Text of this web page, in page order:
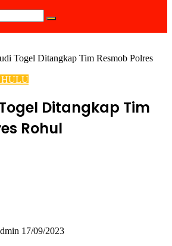
Search
for
Togel Ditangkap Tim Resmob Polres
Ditangkap Tim
Rohul
17/09/2023